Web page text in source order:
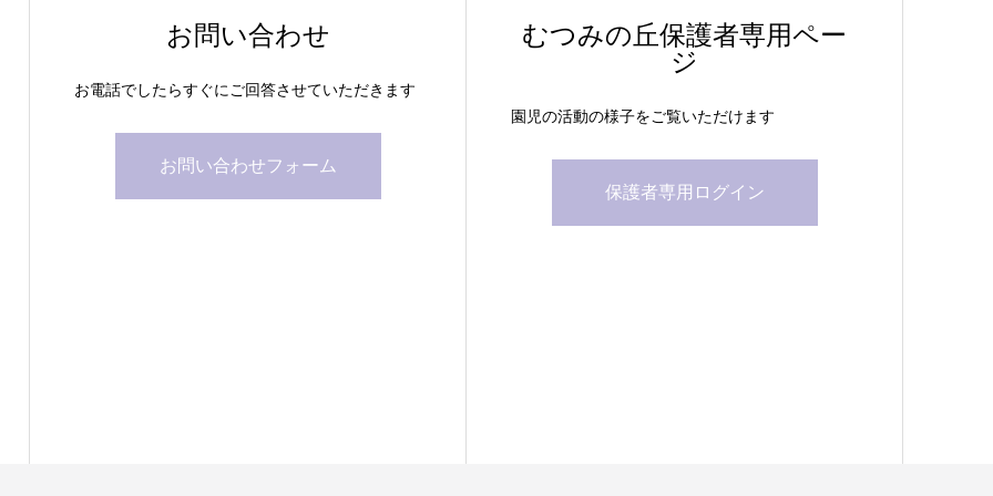
お問い合わせ
お電話でしたらすぐにご回答させていただきます
お問い合わせフォーム
むつみの丘保護者専用ペー
ジ
園児の活動の様子をご覧いただけます
保護者専用ログイン